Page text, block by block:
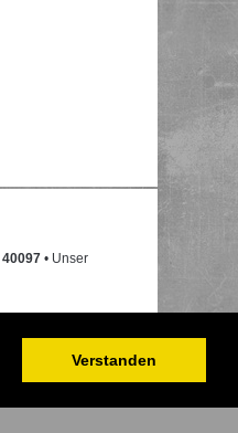
Verstanden
40097 • Unser